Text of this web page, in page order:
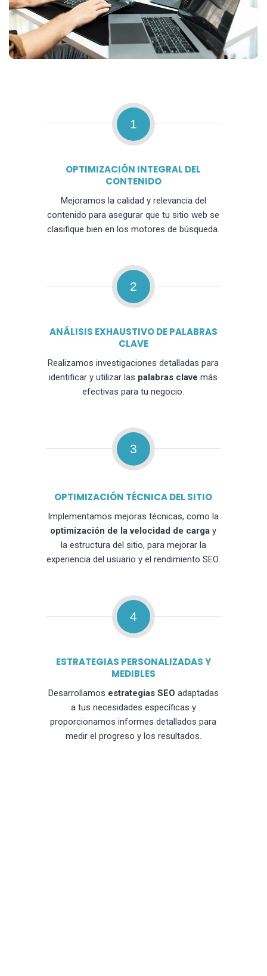
1
OPTIMIZACIÓN INTEGRAL DEL
CONTENIDO
Mejoramos la calidad y relevancia del
contenido para asegurar que tu sitio web se
clasifique bien en los motores de búsqueda.
2
ANÁLISIS EXHAUSTIVO DE PALABRAS
CLAVE
Realizamos investigaciones detalladas para
identificar y utilizar las palabras clave más
efectivas para tu negocio.
3
OPTIMIZACIÓN TÉCNICA DEL SITIO
Implementamos mejoras técnicas, como la
optimización de la velocidad de carga y
la estructura del sitio, para mejorar la
experiencia del usuario y el rendimiento SEO.
4
ESTRATEGIAS PERSONALIZADAS Y
MEDIBLES
Desarrollamos estrategias SEO adaptadas
a tus necesidades específicas y
proporcionamos informes detallados para
medir el progreso y los resultados.